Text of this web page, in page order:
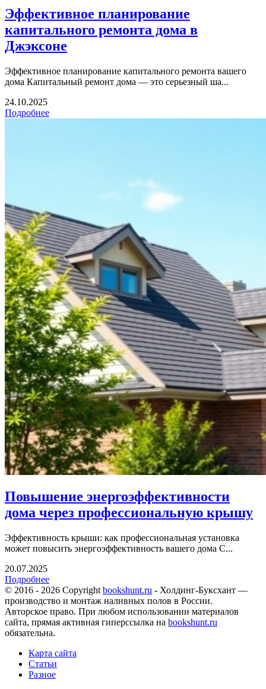
Эффективное планирование
капитального ремонта дома в
Джэксоне
Эффективное планирование капитального ремонта вашего
дома Капитальный ремонт дома — это серьезный ша...
24.10.2025
Подробнее
Повышение энергоэффективности
дома через профессиональную крышу
Эффективность крыши: как профессиональная установка
может повысить энергоэффективность вашего дома С...
20.07.2025
Подробнее
© 2016 - 2026 Copyright bookshunt.ru - Холдинг-Буксхант —
производство и монтаж наливных полов в России.
Авторское право. При любом использовании материалов
сайта, прямая активная гиперссылка на bookshunt.ru
обязательна.
Карта сайта
Статьи
Разное